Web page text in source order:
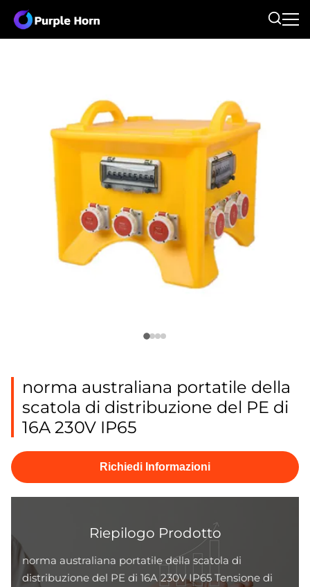
norma australiana portatile della
scatola di distribuzione del PE di
16A 230V IP65
Richiedi Informazioni
Riepilogo Prodotto
norma australiana portatile della scatola di
distribuzione del PE di 16A 230V IP65 Tensione di